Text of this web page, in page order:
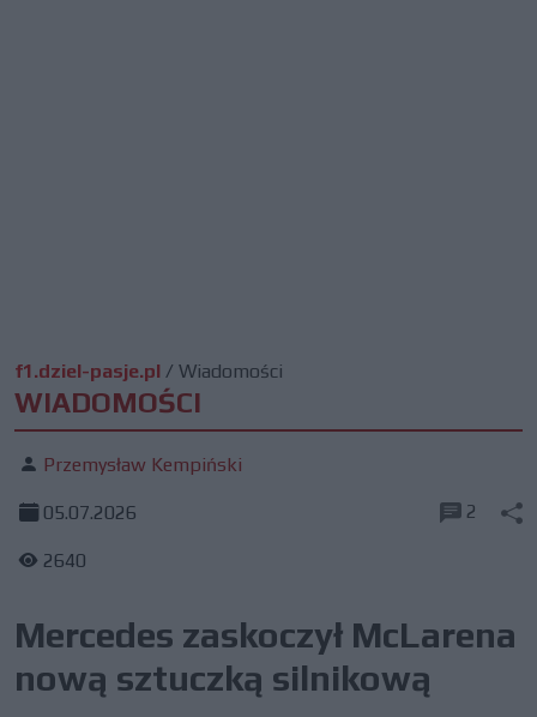
f1.dziel-pasje.pl / Wiadomości
WIADOMOŚCI
Przemysław Kempiński
05.07.2026
2640
2
Mercedes zaskoczył McLarena
nową sztuczką silnikową